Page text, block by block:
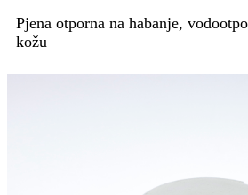
Pjena otporna na habanje,
kožu